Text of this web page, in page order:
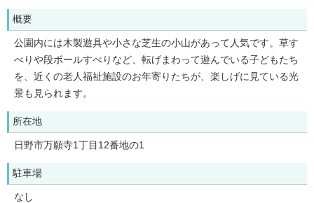
概要
公園内には木製遊具や小さな芝生の小山があって人気です。草す
べりや段ボールすべりなど、転げまわって遊んでいる子どもたち
を、近くの老人福祉施設のお年寄りたちが、楽しげに見ている光
景も見られます。
所在地
日野市万願寺1丁目12番地の1
駐車場
なし